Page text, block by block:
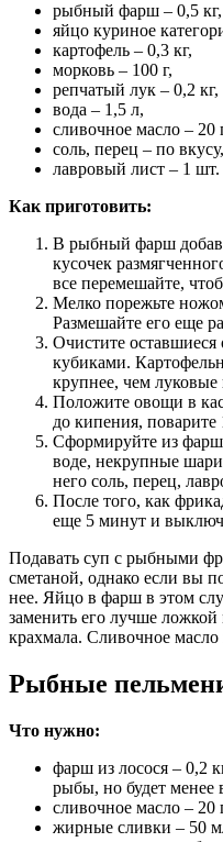
рыбный фарш – 0,5 кг,
яйцо куриное
картофель – 0,3 кг,
морковь – 100 г,
репчатый лук – 0,2 кг,
вода – 1,5 л,
сливочное масло – 20
соль, перец – по вкусу,
лавровый лист – 1 шт.
Как приготовить:
В рыбный фарш
кусочек
все перемешайте,
Мелко порежьте
Размешайте его еще
Очистите
кубиками.
крупнее, чем
Положите овощи в
до кипения, поварите
Сформируйте из
воде, некрупные
него соль, перец,
После того, как
еще 5 минут и
Подавать суп с рыбными
сметаной, однако если вы
нее. Яйцо в фарш в этом
заменить его лучше
крахмала. Сливочное
Рыбные
Что нужно:
фарш из лосося – 0,2
рыбы, но будет менее
сливочное масло – 20
жирные сливки – 50